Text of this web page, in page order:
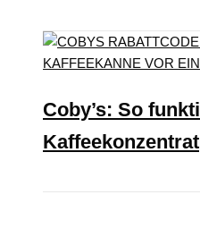
Coby’s: So
Kaffeekonzentrat